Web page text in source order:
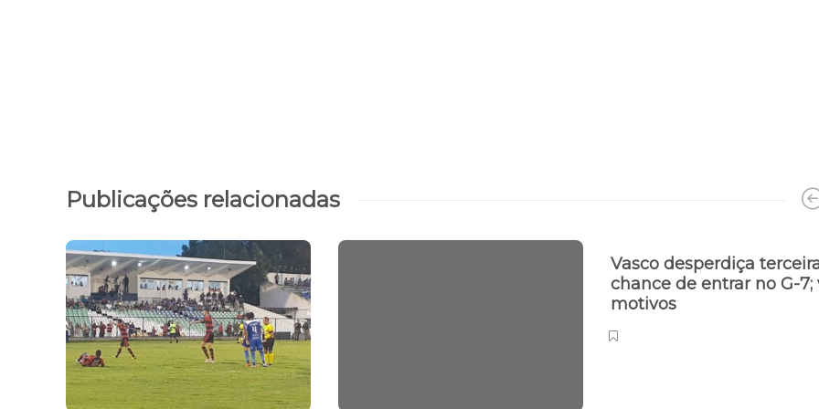
Publicações relacionadas
Vasco desperdiça
chance de entrar no G-7;
motivos